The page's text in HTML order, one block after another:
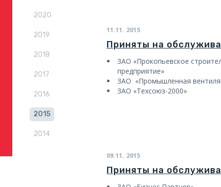
2020
2019
2018
2017
2016
2015
2014
11.11. 2015
Приняты на
ЗАО «Прокопьевское
предприятие»
ЗАО «Промышленная
ЗАО «Техсоюз-2000»
09.11. 2015
Приняты на